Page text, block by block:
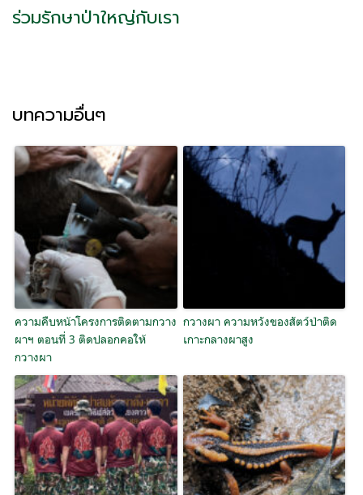
ร่วมรักษาป่าใหญ่กับเรา
บทความอื่นๆ
ความคืบหน้าโครงการติดตามกวาง
ผาฯ ตอนที่ 3 ติดปลอกคอให้
กวางผา
กวางผา ความหวังของสัตว์ป่าติด
เกาะกลางผาสูง